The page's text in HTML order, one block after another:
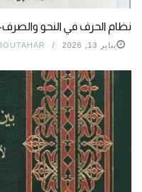
نظام الحرف في النحو
يناير 13, 2026